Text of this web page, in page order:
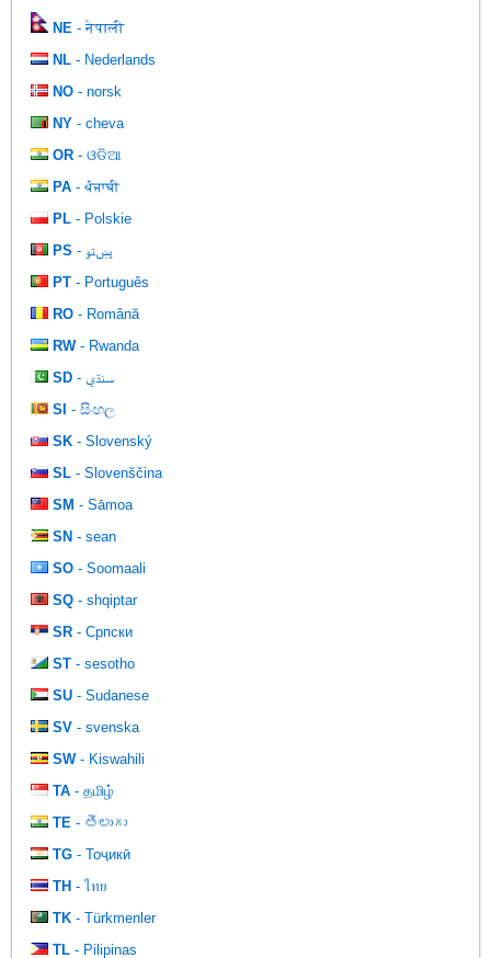
NE - नेपाली
NL - Nederlands
NO - norsk
NY - cheva
OR - ଓଡିଆ
PA - ਪੰਜਾਬੀ
PL - Polskie
PS
- پښتو
PT - Português
RO - Română
RW- Rwanda
SD
- سنڌي
SI - සිංහල
SK - Slovenský
SL - Slovenščina
SM - Sāmoa
SN - sean
SO - Soomaali
SQ - shqiptar
SR - Српски
ST - sesotho
SU - Sudanese
SV - svenska
SW- Kiswahili
TA - தமிழ்
TE - తెలుగు
TG - Тоҷикӣ
TH - ไทย
TK - Türkmenler
TL - Pilipinas